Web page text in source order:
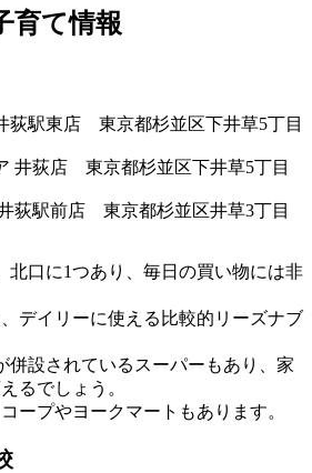
育て情報
荻駅東店 東京都杉並区下井草5丁目
井荻店 東京都杉並区下井草5丁目
荻駅前店 東京都杉並区井草3丁目
北口に1つあり、毎日の買い物には非
デイリーに使える 比較的リーズナブ
併設されているスーパーもあり、家
るでしょう。
ープやヨークマートもあります。